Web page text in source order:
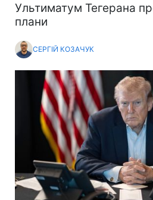
Ультиматум Тегерана
плани
СЕРГІЙ КОЗАЧУК